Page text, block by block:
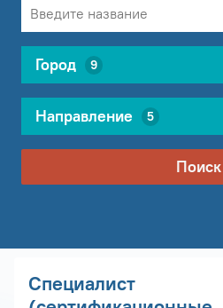
Город 9
Направление 5
Поиск
Специалист